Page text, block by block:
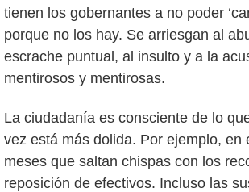
tienen los gobernantes a no poder
porque no los hay. Se arriesgan al
escrache puntual, al insulto y a la
mentirosos y mentirosas.
La ciudadanía es consciente de lo
vez está más dolida. Por ejemplo, en
meses que saltan chispas con los
reposición de efectivos. Incluso las